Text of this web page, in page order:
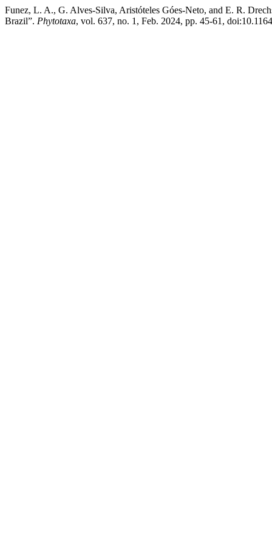
Funez, L. A., G. Alves-Silva, Aristóteles Góes-Neto, and E. R.
Brazil”. Phytotaxa, vol. 637, no. 1, Feb. 2024, pp. 45-61,